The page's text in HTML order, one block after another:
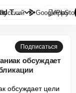
Финансовый директор Quad Тони ... GooglePlay

Подписаться
обсуждает
обсуждает цели